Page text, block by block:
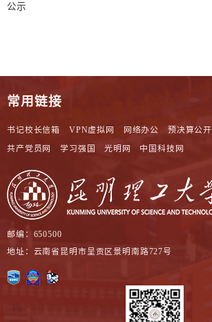
公示
常用链接
书记校长信箱 VPN虚拟网 网络办公 预决算公开
共产党员网
学习强国 光明网 中国科技网
邮编：650500
地址：云南省昆明市呈贡区景明南路727号